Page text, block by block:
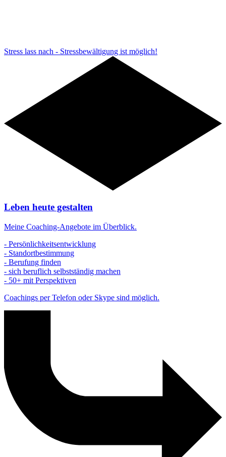
Stress lass nach - Stressbewältigung ist möglich!
Leben heute gestalten
Meine Coaching-Angebote im Überblick.
- Persönlichkeitsentwicklung
- Standortbestimmung
- Berufung finden
- sich beruflich selbstständig machen
- 50+ mit Perspektiven
Coachings per Telefon oder Skype sind möglich.